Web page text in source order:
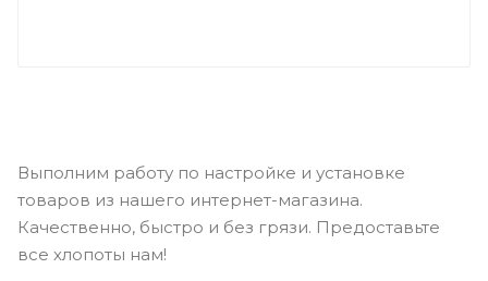
Выполним работу по настройке и установке
товаров из нашего интернет-магазина.
Качественно, быстро и без грязи. Предоставьте
все хлопоты нам!